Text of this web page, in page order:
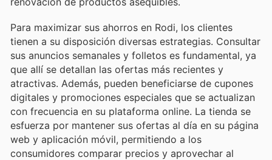
Para maximizar sus ahorros en Rodi, los clientes
tienen a su disposición diversas estrategias. Consultar
sus anuncios semanales y folletos es fundamental, ya
que allí se detallan las ofertas más recientes y
atractivas. Además, pueden beneficiarse de cupones
digitales y promociones especiales que se actualizan
con frecuencia en su plataforma online. La tienda se
esfuerza por mantener sus ofertas al día en su página
web y aplicación móvil, permitiendo a los
consumidores comparar precios y aprovechar al